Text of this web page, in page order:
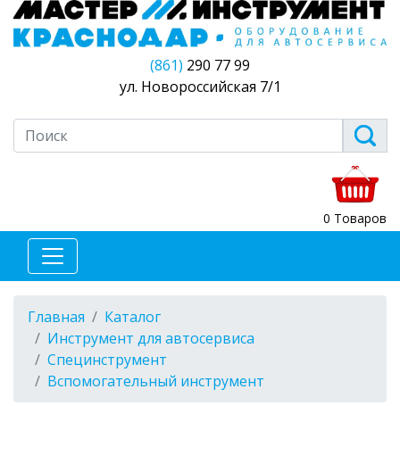
(861) 290 77 99
ул. Новороссийская 7/1
0 Товаров
Главная
Каталог
Инструмент для автосервиса
Специнструмент
Вспомогательный инструмент